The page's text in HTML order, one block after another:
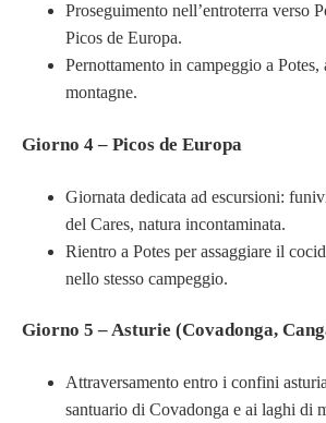
Proseguimento nell’entroterra verso
Picos de Europa.
Pernottamento in campeggio a
montagne.
Giorno 4 – Picos de Europa
Giornata dedicata ad escursioni:
del Cares, natura incontaminata.
Rientro a Potes per assaggiare il
nello stesso campeggio.
Giorno 5 – Asturie (Covadonga,
Attraversamento entro i confini
santuario di Covadonga e ai laghi di